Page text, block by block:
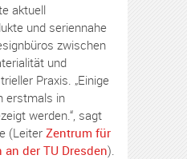
aktuell
und seriennahe
zwischen
und
Praxis. „Einige
erstmals in
werden.“, sagt
(Leiter Zentrum für
der TU Dresden).